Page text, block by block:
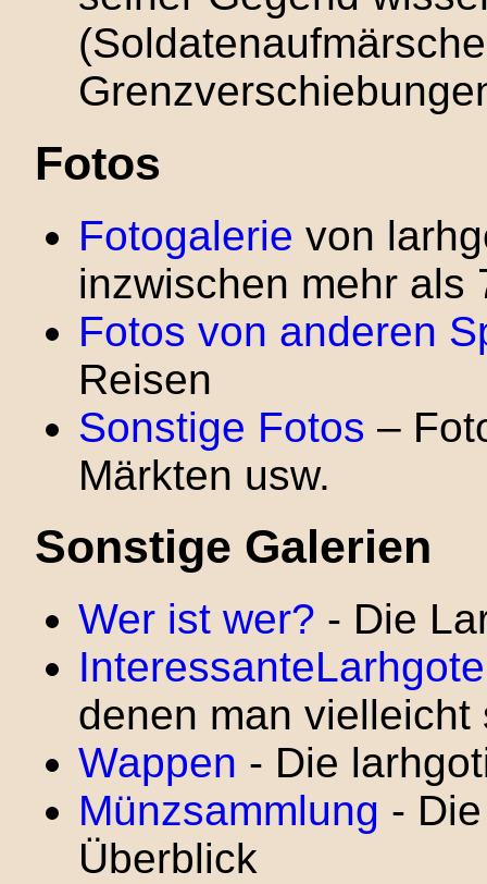
Fotos
Fotogalerie von
inzwischen mehr als
Fotos von anderen
Reisen
Sonstige Fotos –
Märkten usw.
Sonstige Galerien
Wer ist wer? - Die
denen man
Wappen - Die
Münzsammlung -
Überblick